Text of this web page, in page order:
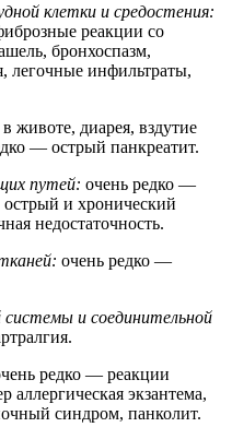
клетки и средостения:
реакции со
бронхоспазм,
легочные инфильтраты,
животе, диарея, вздутие
— острый панкреатит.
путей: очень редко —
и хронический
недостаточность.
очень редко —
и соединительной
редко — реакции
аллергическая экзантема,
синдром, панколит.